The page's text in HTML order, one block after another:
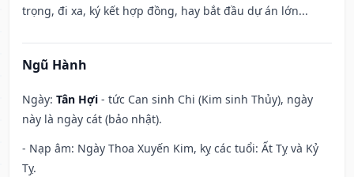
trọng, đi xa, ký kết hợp đồng, hay bắt đầu dự án lớn...
Ngũ Hành
Ngày: Tân Hợi - tức Can sinh Chi (Kim sinh Thủy), ngày
này là ngày cát (bảo nhật).
- Nạp âm: Ngày Thoa Xuyến Kim, kỵ các tuổi: Ất Tỵ và Kỷ
Tỵ.